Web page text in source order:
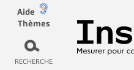
Aide
Thèmes
RECHERCHE